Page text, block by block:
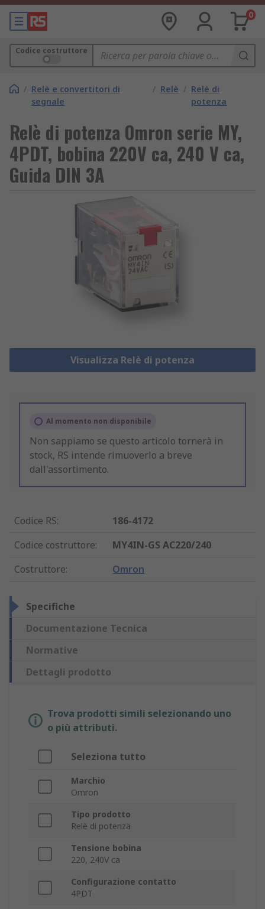
0
Codice costruttore
/ Relè e convertitori di
segnale
/ Relè / Relè di
potenza
Relè di potenza Omron serie MY,
4PDT, bobina 220V ca, 240 V ca,
Guida DIN 3A
Visualizza Relè di potenza
Al momento non disponibile
Non sappiamo se questo articolo tornerà in
stock, RS intende rimuoverlo a breve
dall'assortimento.
Codice RS:
186-4172
Codice costruttore:
MY4IN-GS AC220/240
Costruttore: Omron
Specifiche
Documentazione Tecnica
Normative
Dettagli prodotto
Trova prodotti simili selezionando uno
o più attributi.
Seleziona tutto
Marchio
Omron
Tipo prodotto
Relè di potenza
Tensione bobina
220, 240V ca
Configurazione contatto
4PDT